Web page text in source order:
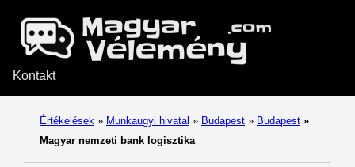
Kontakt
Értékelések » Munkaugyi hivatal » Budapest » Budapest »
Magyar nemzeti bank logisztika